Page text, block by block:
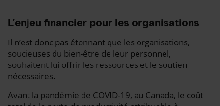
L’enjeu financier pour les organisations
Il n’est donc pas étonnant que les organisations,
soucieuses du bien-être de leur personnel,
souhaitent lui offrir les ressources et le soutien
nécessaires.
Avant la pandémie de COVID-19, au Canada, le coût